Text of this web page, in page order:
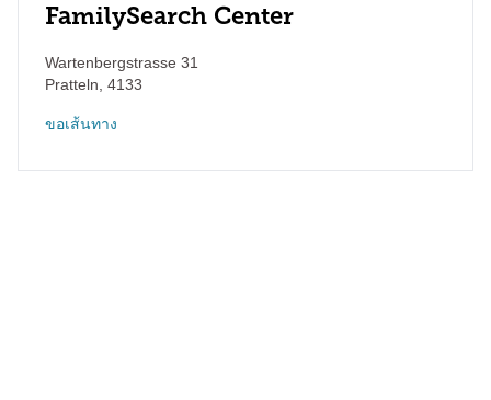
FamilySearch Center
Wartenbergstrasse 31
Pratteln 4133
ขอเส้นทาง